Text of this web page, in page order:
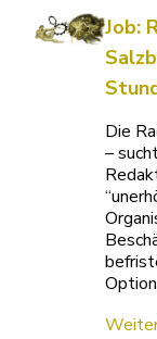
Job:
Die
–